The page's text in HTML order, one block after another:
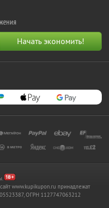
www.kupikupon.ru принадлежат
ОГРН 1127747063212